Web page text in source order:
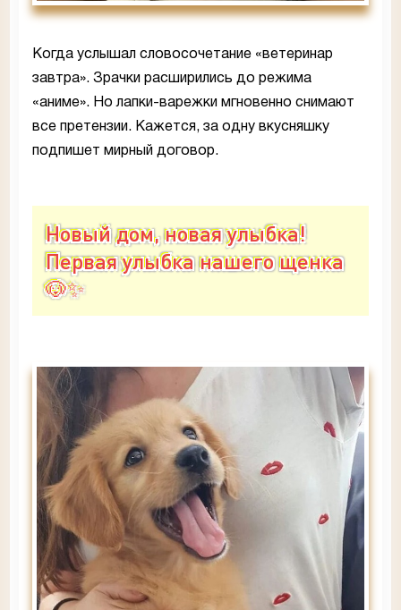
Когда услышал словосочетание «ветеринар
завтра». Зрачки расширились до режима
«аниме». Но лапки-варежки мгновенно снимают
все претензии. Кажется, за одну вкусняшку
подпишет мирный договор.
Новый дом, новая улыбка!
Первая улыбка нашего щенка
🐶✨